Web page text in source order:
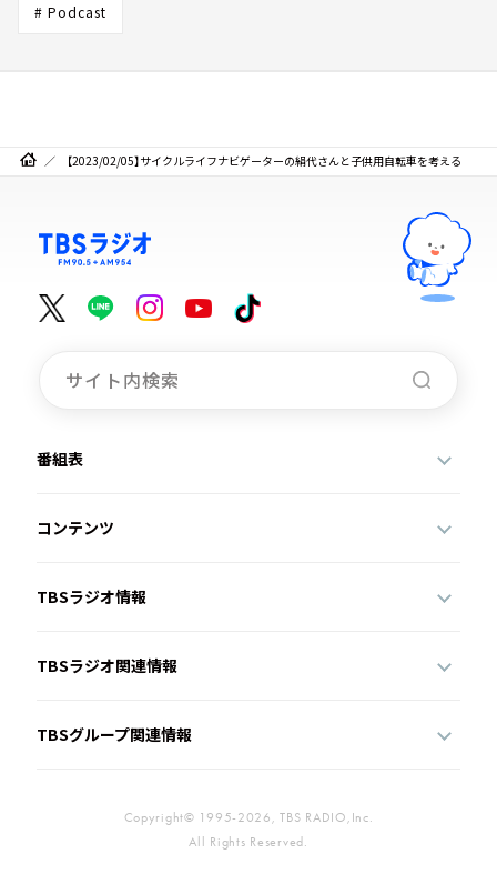
# Podcast
【2023/02/05】サイクルライフナビゲーターの絹代さんと子供用自転車を考える
番組表
コンテンツ
TBSラジオ情報
TBSラジオ関連情報
TBSグループ関連情報
Copyright© 1995-2026, TBS RADIO,Inc.
All Rights Reserved.